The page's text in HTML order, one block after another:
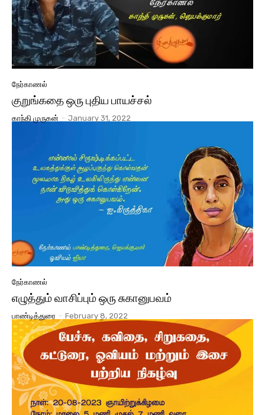
நேர்காணல்
குறுங்கதை ஒரு புதிய பாயச்சல்
காந்தி முருகன் - January 31, 2022
நேர்காணல்
எழுத்தும் வாசிப்பும் ஒரு சுகானுபவம்
பாண்டித்துரை - February 8, 2022